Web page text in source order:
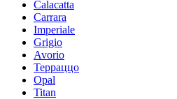
Calacatta
Carrara
Imperiale
Grigio
Avorio
Терраццо
Opal
Titan